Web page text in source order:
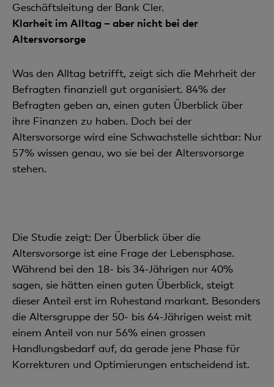
Geschäftsleitung der Bank Cler.
Klarheit im Alltag – aber nicht bei der
Altersvorsorge
Was den Alltag betrifft, zeigt sich die Mehrheit der
Befragten finanziell gut organisiert. 84% der
Befragten geben an, einen guten Überblick über
ihre Finanzen zu haben. Doch bei der
Altersvorsorge wird eine Schwachstelle sichtbar: Nur
57% wissen genau, wo sie bei der Altersvorsorge
stehen.
Die Studie zeigt: Der Überblick über die
Altersvorsorge ist eine Frage der Lebensphase.
Während bei den 18- bis 34-Jährigen nur 40%
sagen, sie hätten einen guten Überblick, steigt
dieser Anteil erst im Ruhestand markant. Besonders
die Altersgruppe der 50- bis 64-Jährigen weist mit
einem Anteil von nur 56% einen grossen
Handlungsbedarf auf, da gerade jene Phase für
Korrekturen und Optimierungen entscheidend ist.